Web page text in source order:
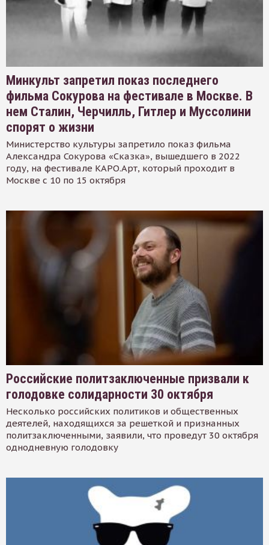
Минкульт запретил показ последнего
фильма Сокурова на фестивале в Москве. В
нем Сталин, Черчилль, Гитлер и Муссолини
спорят о жизни
Министерство культуры запретило показ фильма
Александра Сокурова «Сказка», вышедшего в 2022
году, на фестивале КАРО.Арт, который проходит в
Москве с 10 по 15 октября
Российские политзаключенные призвали к
голодовке солидарности 30 октября
Несколько российских политиков и общественных
деятелей, находящихся за решеткой и признанных
политзаключенными, заявили, что проведут 30 октября
однодневную голодовку